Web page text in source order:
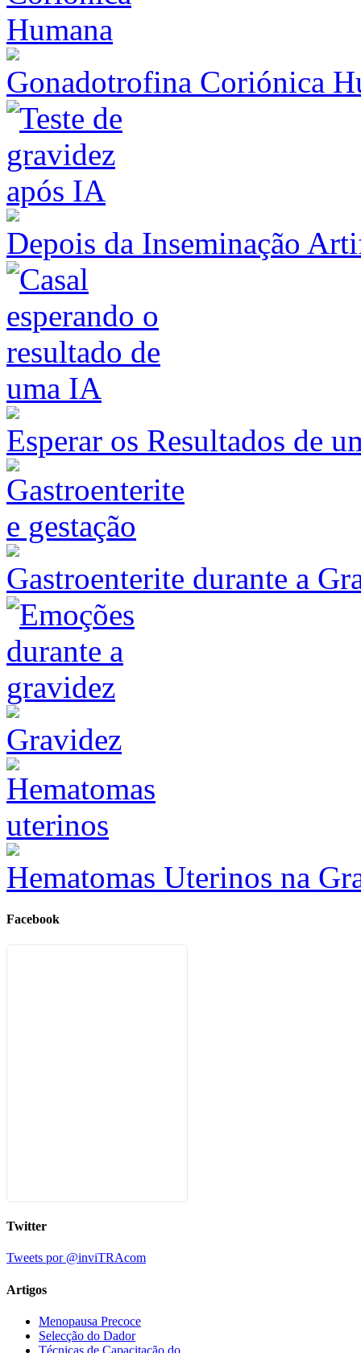
Gonadotrofina Coriónica
Depois da Inseminação
Esperar os Resultados de
Gastroenterite durante a
Gravidez
Hematomas Uterinos na
Facebook
Twitter
Tweets por @inviTRAcom
Artigos
Menopausa Precoce
Selecção do Dador
Técnicas de Capacitação do